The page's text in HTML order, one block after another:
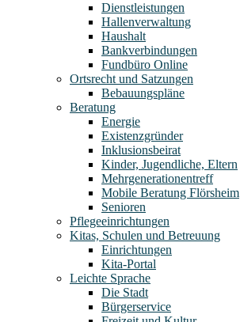
Dienstleistungen
Hallenverwaltung
Haushalt
Bankverbindungen
Fundbüro Online
Ortsrecht und Satzungen
Bebauungspläne
Beratung
Energie
Existenzgründer
Inklusionsbeirat
Kinder, Jugendliche, Eltern
Mehrgenerationentreff
Mobile Beratung Flörsheim
Senioren
Pflegeeinrichtungen
Kitas, Schulen und Betreuung
Einrichtungen
Kita-Portal
Leichte Sprache
Die Stadt
Bürgerservice